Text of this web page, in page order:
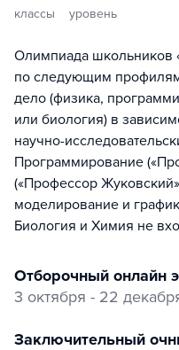
классы уровень
Олимпиада школьников
по следующим
дело (физика,
или биология) в
научно-
Программирование
(«Профессор
моделирование и
Биология и Химия не
отборочный онлайн
3 октября - 22
заключительный